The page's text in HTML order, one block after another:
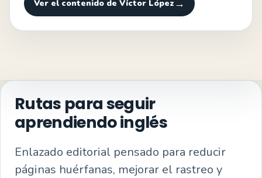
Ver el contenido de Víctor López
Rutas para seguir
aprendiendo inglés
Enlazado editorial pensado para reducir
páginas huérfanas, mejorar el rastreo y